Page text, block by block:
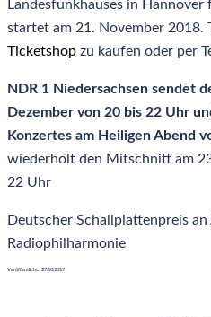
Landesfunkhauses in
startet am 21. November 2018.
Ticketshop zu kaufen oder per
NDR 1 Niedersachsen sendet
Dezember von 20 bis 22 Uhr
Konzertes am Heiligen Abend
wiederholt den Mitschnitt am
22 Uhr
Deutscher Schallplattenpreis
Radiophilharmonie
Veröffentlicht: 27.10.2017